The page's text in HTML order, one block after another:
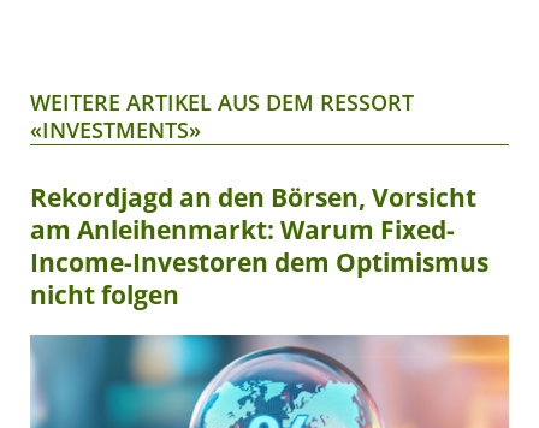
WEITERE ARTIKEL AUS DEM RESSORT
«INVESTMENTS»
Rekordjagd an den Börsen, Vorsicht
am Anleihenmarkt: Warum Fixed-
Income-Investoren dem Optimismus
nicht folgen